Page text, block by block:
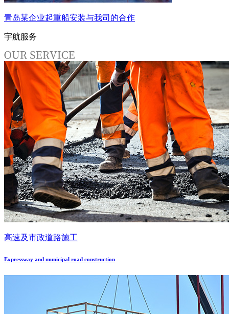
青岛某企业起重船安装与我司的合作
宇航服务
高速及市政道路施工
Expressway and municipal road construction